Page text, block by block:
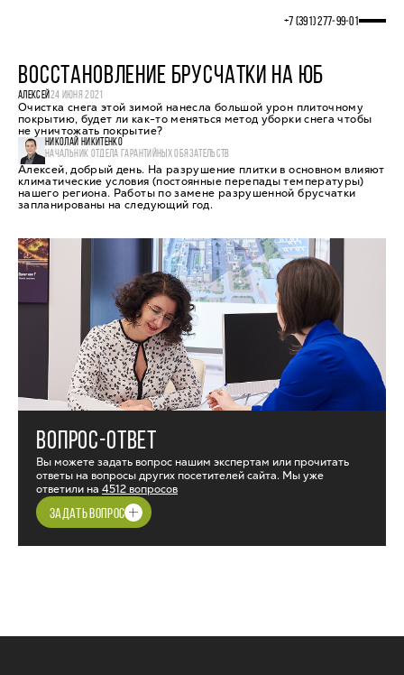
+7 (391) 277‒99‒01
ВОССТАНОВЛЕНИЕ БРУСЧАТКИ НА ЮБ
АЛЕКСЕЙ24 ИЮНЯ 2021
Очистка снега этой зимой нанесла большой урон плиточному
покрытию, будет ли как-то меняться метод уборки снега чтобы
не уничтожать покрытие?
НИКОЛАЙ НИКИТЕНКО
НАЧАЛЬНИК ОТДЕЛА ГАРАНТИЙНЫХ ОБЯЗАТЕЛЬСТВ
Алексей, добрый день. На разрушение плитки в основном влияют
климатические условия (постоянные перепады температуры)
нашего региона. Работы по замене разрушенной брусчатки
запланированы на следующий год.
ВОПРОС-ОТВЕТ
Вы можете задать вопрос нашим экспертам или прочитать
ответы на вопросы других посетителей сайта. Мы уже
ответили на 4512 вопросов
ЗАДАТЬ ВОПРОС